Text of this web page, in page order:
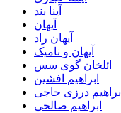
آینا بند
آیهان
آیهان راد
آیهان و نامیک
ائلخان گوی سس
ابراهیم افشین
ابراهیم درزی حاجی
ابراهیم صالحی